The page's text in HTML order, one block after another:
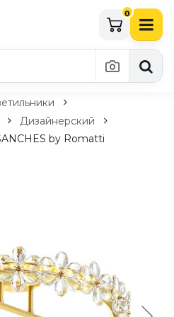
0
Дизайнерский
by Romatti